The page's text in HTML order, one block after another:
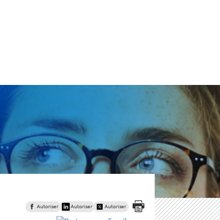
Autoriser Autoriser Autoriser